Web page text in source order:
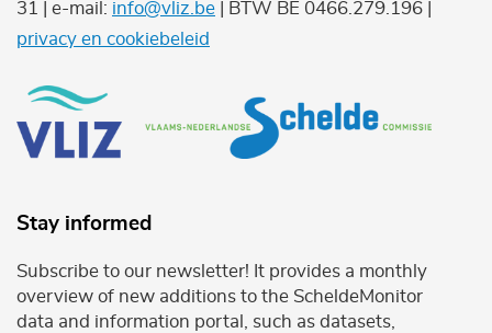
31 | e-mail: info@vliz.be | BTW BE 0466.279.196 |
privacy en cookiebeleid
Stay informed
Subscribe to our newsletter! It provides a monthly
overview of new additions to the ScheldeMonitor
data and information portal, such as datasets,